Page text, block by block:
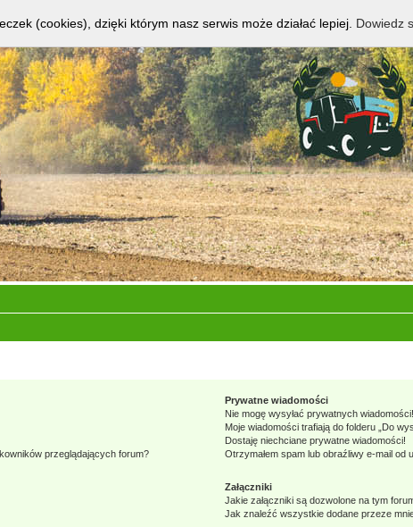
przeglądających forum?
Prywatne wiadomości
Nie mogę wysyłać prywatnych wiadomości!
Moje wiadomości trafiają do folderu „Do
Dostaję niechciane prywatne wiadomości!
Otrzymałem spam lub obraźliwy e-mail od
Załączniki
Jakie załączniki są dozwolone na tym
Jak znaleźć wszystkie dodane przeze
(cookies), dzięki którym nasz serwis może działać lepiej. Dowiedz